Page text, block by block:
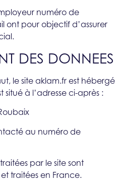
numéro de
ont pour objectif d’assurer
DES DONNEES
le site aklam.fr est hébergé
situé à l’adresse ci-après :
au numéro de
par le site sont
traitées en France.